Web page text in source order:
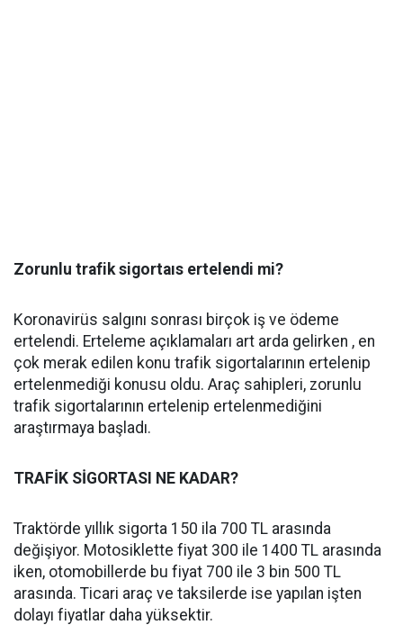
Zorunlu trafik sigortaıs ertelendi mi?
Koronavirüs salgını sonrası birçok iş ve ödeme
ertelendi. Erteleme açıklamaları art arda gelirken , en
çok merak edilen konu trafik sigortalarının ertelenip
ertelenmediği konusu oldu. Araç sahipleri, zorunlu
trafik sigortalarının ertelenip ertelenmediğini
araştırmaya başladı.
TRAFİK SİGORTASI NE KADAR?
Traktörde yıllık sigorta 150 ila 700 TL arasında
değişiyor. Motosiklette fiyat 300 ile 1400 TL arasında
iken, otomobillerde bu fiyat 700 ile 3 bin 500 TL
arasında. Ticari araç ve taksilerde ise yapılan işten
dolayı fiyatlar daha yüksektir.